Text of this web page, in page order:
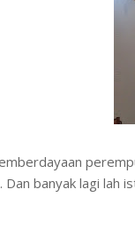
banyak lagi lah